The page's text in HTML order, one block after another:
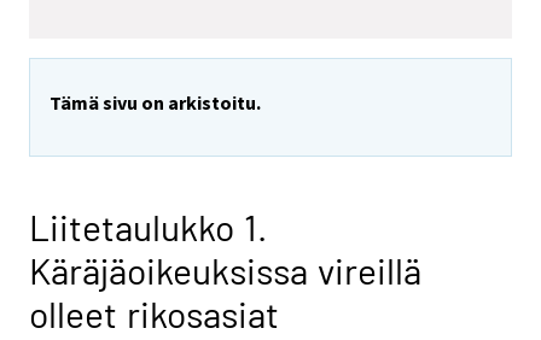
Tämä sivu on arkistoitu.
Liitetaulukko 1.
Käräjäoikeuksissa vireillä
olleet rikosasiat